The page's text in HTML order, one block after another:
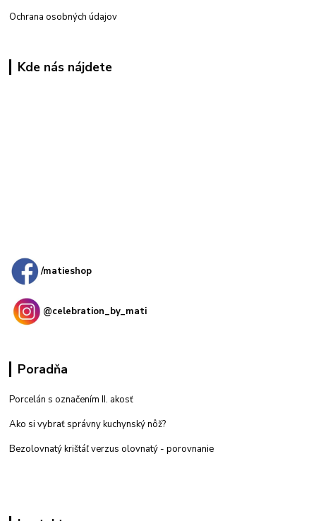
Ochrana osobných údajov
Kde nás nájdete
/matieshop
@celebration_by_mati
Poradňa
Porcelán s označením II. akosť
Ako si vybrať správny kuchynský nôž?
Bezolovnatý krištáľ verzus olovnatý - porovnanie